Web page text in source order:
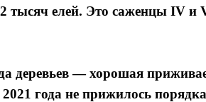
тысяч елей. Это саженцы IV и
деревьев — хорошая
2021 года не прижилось